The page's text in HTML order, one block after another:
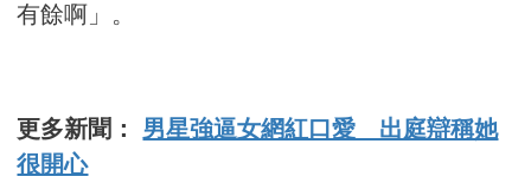
有餘啊」。
更多新聞： 男星強逼女網紅口愛 出庭辯稱她
很開心